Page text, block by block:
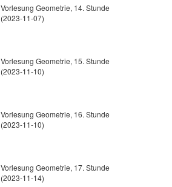
Vorlesung Geometrie, 14. Stunde
(2023-11-07)
Vorlesung Geometrie, 15. Stunde
(2023-11-10)
Vorlesung Geometrie, 16. Stunde
(2023-11-10)
Vorlesung Geometrie, 17. Stunde
(2023-11-14)